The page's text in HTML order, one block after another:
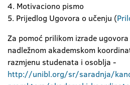
4. Motivaciono pismo
5. Prijedlog Ugovora o učenju (
Za pomoć prilikom izrade
nadležnom akademskom
razmjenu studenata i osoblja -
http://unibl.org/sr/saradnja/